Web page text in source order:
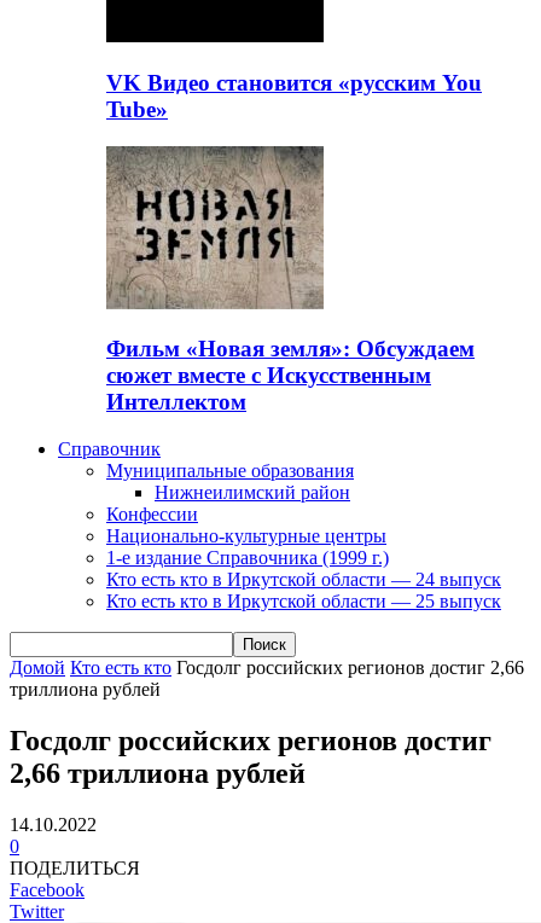
VK Видео становится «русским You
Tube»
Фильм «Новая земля»: Обсуждаем
сюжет вместе с Искусственным
Интеллектом
Справочник
Муниципальные образования
Нижнеилимский район
Конфессии
Национально-культурные центры
1-е издание Справочника (1999 г.)
Кто есть кто в Иркутской области — 24 выпуск
Кто есть кто в Иркутской области — 25 выпуск
Домой Кто есть кто Госдолг российских регионов достиг 2,66
триллиона рублей
Госдолг российских регионов достиг
2,66 триллиона рублей
14.10.2022
0
ПОДЕЛИТЬСЯ
Facebook
Twitter